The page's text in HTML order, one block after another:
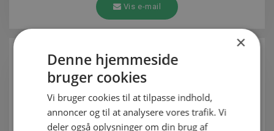
Vis e-mail
×
Denne hjemmeside
bruger cookies
Vi bruger cookies til at tilpasse indhold,
annoncer og til at analysere vores trafik. Vi
deler også oplysninger om din brug af